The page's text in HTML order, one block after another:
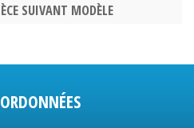
SUIVANT MODÈLE